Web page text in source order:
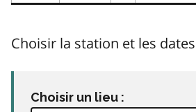
Choisir la station et les
Choisir un lieu :